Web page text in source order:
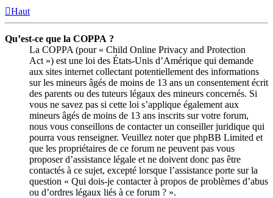
Haut
Qu’est-ce que la COPPA ?
La COPPA (pour « Child Online Privacy and Protection
Act ») est une loi des États-Unis d’Amérique qui demande
aux sites internet collectant potentiellement des informations
sur les mineurs âgés de moins de 13 ans un consentement écrit
des parents ou des tuteurs légaux des mineurs concernés. Si
vous ne savez pas si cette loi s’applique également aux
mineurs âgés de moins de 13 ans inscrits sur votre forum,
nous vous conseillons de contacter un conseiller juridique qui
pourra vous renseigner. Veuillez noter que phpBB Limited et
que les propriétaires de ce forum ne peuvent pas vous
proposer d’assistance légale et ne doivent donc pas être
contactés à ce sujet, excepté lorsque l’assistance porte sur la
question « Qui dois-je contacter à propos de problèmes d’abus
ou d’ordres légaux liés à ce forum ? ».